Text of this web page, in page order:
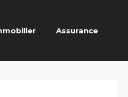
Assurance